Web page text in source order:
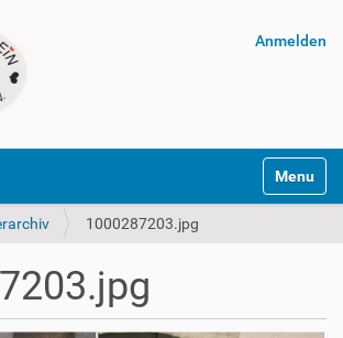
Anmelden
1000287203.jpg